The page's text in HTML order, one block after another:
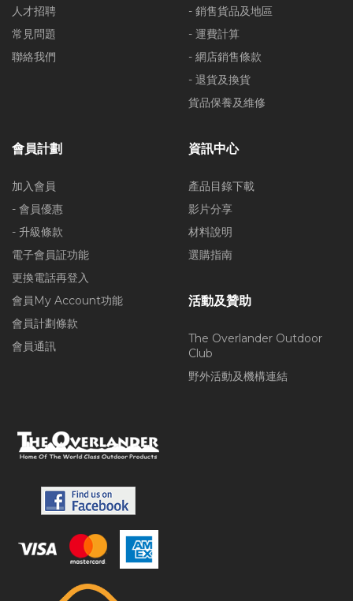
人才招聘
常見問題
聯絡我們
- 銷售貨品及地區
- 運費計算
- 網店銷售條款
- 退貨及換貨
貨品保養及維修
會員計劃
加入會員
- 會員優惠
- 升級條款
電子會員証功能
更換電話再登入
會員My Account功能
會員計劃條款
會員通訊
資訊中心
產品目錄下載
影片分享
材料說明
選購指南
活動及贊助
The Overlander Outdoor
Club
野外活動及機構連結